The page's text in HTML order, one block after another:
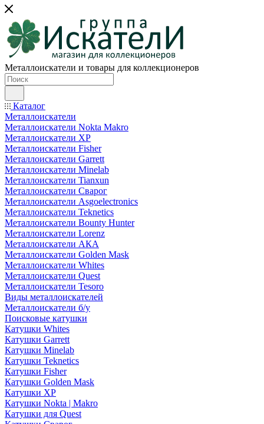
Металлоискатели и товары для коллекционеров
Каталог
Металлоискатели
Металлоискатели Nokta Makro
Металлоискатели XP
Металлоискатели Fisher
Металлоискатели Garrett
Металлоискатели Minelab
Металлоискатели Tianxun
Металлоискатели Сварог
Металлоискатели Asgoelectronics
Металлоискатели Teknetics
Металлоискатели Bounty Hunter
Металлоискатели Lorenz
Металлоискатели АКА
Металлоискатели Golden Mask
Металлоискатели Whites
Металлоискатели Quest
Металлоискатели Tesoro
Виды металлоискателей
Металлоискатели б/у
Поисковые катушки
Катушки Whites
Катушки Garrett
Катушки Minelab
Катушки Teknetics
Катушки Fisher
Катушки Golden Mask
Катушки XP
Катушки Nokta | Makro
Катушки для Quest